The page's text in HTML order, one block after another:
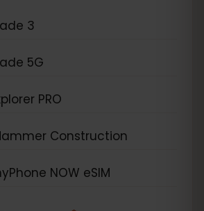
3
5G
PRO
Construction
NOW eSIM